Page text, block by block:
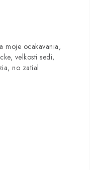
moje ocakavania,
velkosti sedi,
no zatial